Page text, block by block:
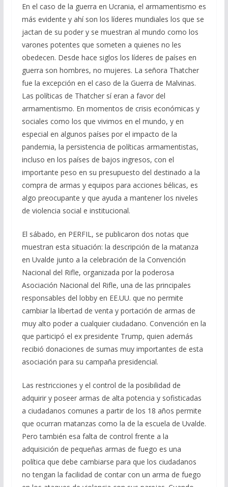
En el caso de la guerra en Ucrania, el armamentismo es
más evidente y ahí son los líderes mundiales los que se
jactan de su poder y se muestran al mundo como los
varones potentes que someten a quienes no les
obedecen. Desde hace siglos los líderes de países en
guerra son hombres, no mujeres. La señora Thatcher
fue la excepción en el caso de la Guerra de Malvinas.
Las políticas de Thatcher sí eran a favor del
armamentismo. En momentos de crisis económicas y
sociales como los que vivimos en el mundo, y en
especial en algunos países por el impacto de la
pandemia, la persistencia de políticas armamentistas,
incluso en los países de bajos ingresos, con el
importante peso en su presupuesto del destinado a la
compra de armas y equipos para acciones bélicas, es
algo preocupante y que ayuda a mantener los niveles
de violencia social e institucional.
El sábado, en PERFIL, se publicaron dos notas que
muestran esta situación: la descripción de la matanza
en Uvalde junto a la celebración de la Convención
Nacional del Rifle, organizada por la poderosa
Asociación Nacional del Rifle, una de las principales
responsables del lobby en EE.UU. que no permite
cambiar la libertad de venta y portación de armas de
muy alto poder a cualquier ciudadano. Convención en la
que participó el ex presidente Trump, quien además
recibió donaciones de sumas muy importantes de esta
asociación para su campaña presidencial.
Las restricciones y el control de la posibilidad de
adquirir y poseer armas de alta potencia y sofisticadas
a ciudadanos comunes a partir de los 18 años permite
que ocurran matanzas como la de la escuela de Uvalde.
Pero también esa falta de control frente a la
adquisición de pequeñas armas de fuego es una
política que debe cambiarse para que los ciudadanos
no tengan la facilidad de contar con un arma de fuego